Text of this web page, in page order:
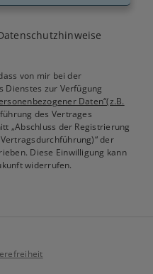
von mir bei der
Dienstes zur Verfügung
Daten“(z.B.
des Vertrages
„Abschluss der Registrierung
der
Diese Einwilligung kann
widerrufen.